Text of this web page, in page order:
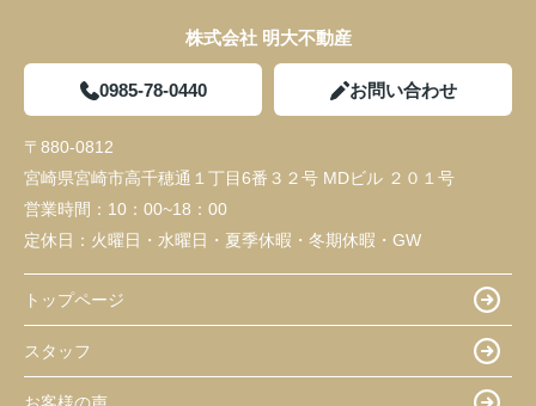
株式会社 明大不動産
0985-78-0440 お問い合わせ
〒880-0812
宮崎県宮崎市高千穂通１丁目6番３２号 MDビル ２０１号
営業時間： 10：00~18：00
定休日： 火曜日・水曜日・夏季休暇・冬期休暇・GW
トップページ
スタッフ
お客様の声